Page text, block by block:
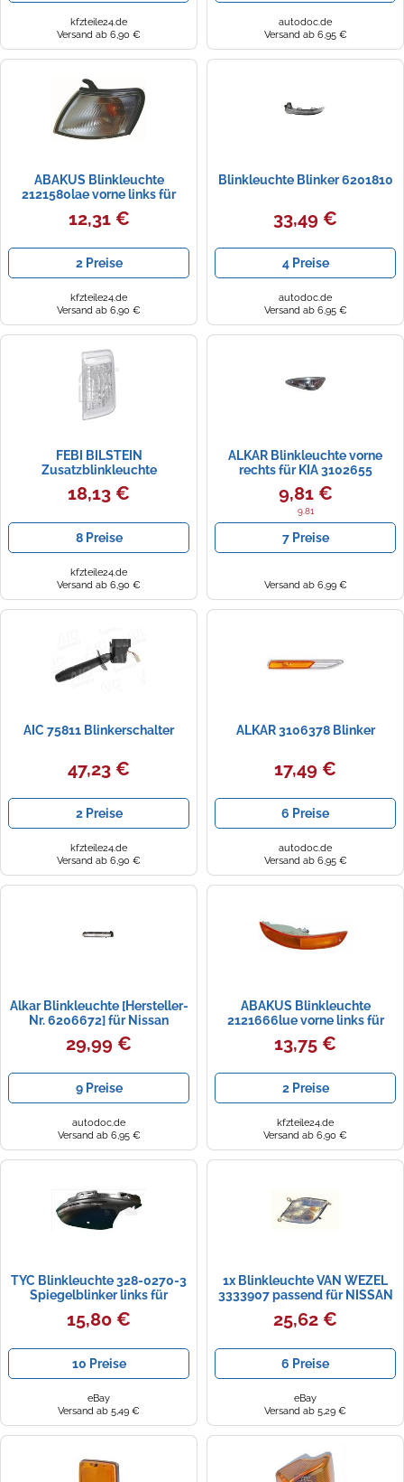
kfzteile24.de
Versand ab 6,90 €
autodoc.de
Versand ab 6,95 €
ABAKUS Blinkleuchte
2121580lae vorne links für
ROVER TOYOTA
12,31 €
2 Preise
kfzteile24.de
Versand ab 6,90 €
Blinkleuchte Blinker 6201810
33,49 €
4 Preise
autodoc.de
Versand ab 6,95 €
FEBI BILSTEIN
Zusatzblinkleuchte
Außenspiegel rechts Halogen
für PEUGEOT FIAT CITROËN
18,13 €
8 Preise
kfzteile24.de
Versand ab 6,90 €
ALKAR Blinkleuchte vorne
rechts für KIA 3102655
9,81 €
9.81
7 Preise
Versand ab 6,99 €
AIC 75811 Blinkerschalter
47,23 €
2 Preise
kfzteile24.de
Versand ab 6,90 €
ALKAR 3106378 Blinker
17,49 €
6 Preise
autodoc.de
Versand ab 6,95 €
Alkar Blinkleuchte [Hersteller-
Nr. 6206672] für Nissan
29,99 €
9 Preise
autodoc.de
Versand ab 6,95 €
ABAKUS Blinkleuchte
2121666lue vorne links für
TOYOTA
13,75 €
2 Preise
kfzteile24.de
Versand ab 6,90 €
TYC Blinkleuchte 328-0270-3
Spiegelblinker links für
Renault Clio V, Megane IV
(11.15-03.23)
15,80 €
10 Preise
eBay
Versand ab 5,49 €
1x Blinkleuchte VAN WEZEL
3333907 passend für NISSAN
25,62 €
6 Preise
eBay
Versand ab 5,29 €